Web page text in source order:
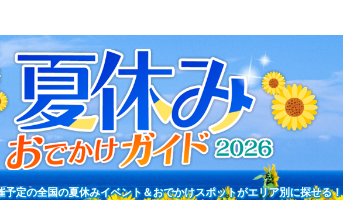
予定の全国の夏休みイベント＆おでかけスポットがエリア別に探せる！